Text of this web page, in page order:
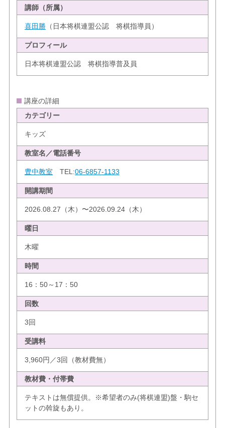
講師（所属）
喜田勝（日本将棋連盟公認 将棋指導員）
プロフィール
日本将棋連盟公認 将棋指導普及員
講座の詳細
カテゴリー
キッズ
教室名／電話番号
豊中教室 TEL:06-6857-1133
開講期間
2026.08.27（木）〜2026.09.24（木）
曜日
木曜
時間
16：50～17：50
回数
3回
受講料
3,960円／3回（教材費無）
教材費・付帯費
テキストは無償提供。※希望者のみ(将棋連盟)盤・駒セ
ットの斡旋もあり。